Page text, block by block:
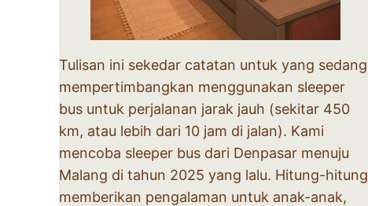
Tulisan ini sekedar catatan untuk yang sedang
mempertimbangkan menggunakan sleeper
bus untuk perjalanan jarak jauh (sekitar 450
km, atau lebih dari 10 jam di jalan). Kami
mencoba sleeper bus dari Denpasar menuju
Malang di tahun 2025 yang lalu. Hitung-hitung
memberikan pengalaman untuk anak-anak,